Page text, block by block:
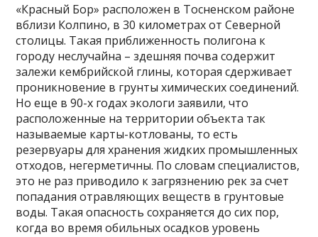
«Красный Бор» расположен в Тосненском районе
вблизи Колпино, в 30 километрах от Северной
столицы. Такая приближенность полигона к
городу неслучайна – здешняя почва содержит
залежи кембрийской глины, которая сдерживает
проникновение в грунты химических соединений.
Но еще в 90-х годах экологи заявили, что
расположенные на территории объекта так
называемые карты-котлованы, то есть
резервуары для хранения жидких промышленных
отходов, негерметичны. По словам специалистов,
это не раз приводило к загрязнению рек за счет
попадания отравляющих веществ в грунтовые
воды. Такая опасность сохраняется до сих пор,
когда во время обильных осадков уровень